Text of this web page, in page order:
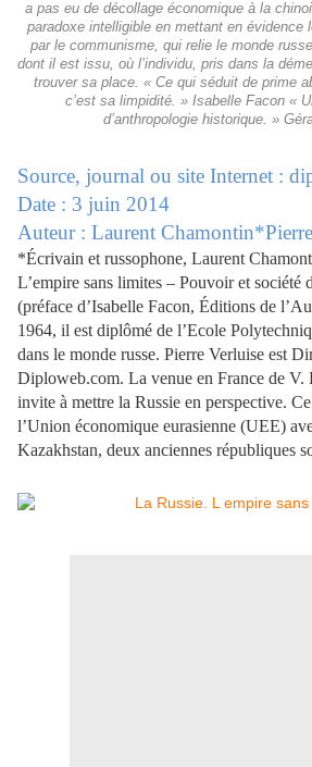
a pas eu de décollage économique à la
paradoxe intelligible en mettant en évidence
par le communisme, qui relie le monde
dont il est issu, où l’individu, pris dans la
trouver sa place. « Ce qui séduit de prime
c’est sa limpidité. » Isabelle Facon «
d’anthropologie historique. »
Source, journal ou site Internet :
Date : 3 juin 2014
Auteur : Laurent
*Écrivain et russophone, Laurent
L’empire sans limites – Pouvoir et société
(préface d’Isabelle Facon, Éditions de
1964, il est diplômé de l’Ecole
dans le monde russe. Pierre Verluise est
Diploweb.com. La venue en France de V.
invite à mettre la Russie en perspective.
l’Union économique eurasienne (UEE)
Kazakhstan, deux anciennes républiques